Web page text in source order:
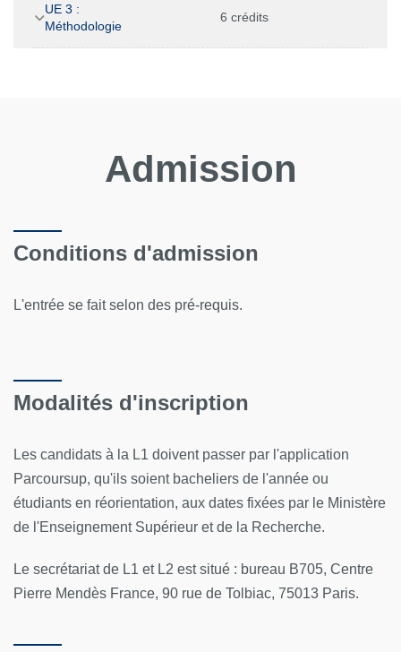
UE 3 :
Méthodologie
6 crédits
Admission
Conditions d'admission
L'entrée se fait selon des pré-requis.
Modalités d'inscription
Les candidats à la L1 doivent passer par l'application
Parcoursup, qu'ils soient bacheliers de l'année ou
étudiants en réorientation, aux dates fixées par le Ministère
de l'Enseignement Supérieur et de la Recherche.
Le secrétariat de L1 et L2 est situé : bureau B705, Centre
Pierre Mendès France, 90 rue de Tolbiac, 75013 Paris.